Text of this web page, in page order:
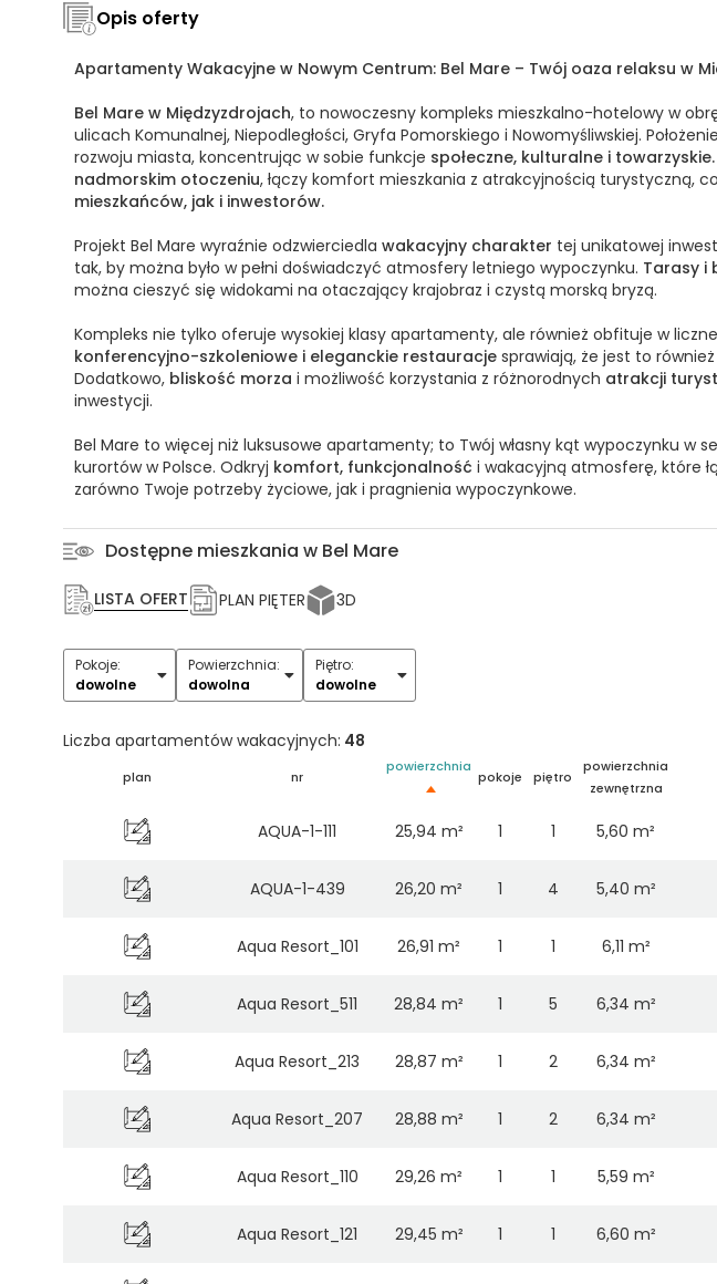
Opis oferty
Apartamenty Wakacyjne w Nowym Centrum: Bel Mare – Twój oaza relaksu w
Bel Mare w Międzyzdrojach, to nowoczesny kompleks mieszkalno-hotelowy w
ulicach Komunalnej, Niepodległości, Gryfa Pomorskiego i Nowomyśliwskiej.
rozwoju miasta, koncentrując w sobie funkcje społeczne, kulturalne i towarzyskie.
nadmorskim otoczeniu, łączy komfort mieszkania z atrakcyjnością turystyczną,
mieszkańców, jak i inwestorów.
Projekt Bel Mare wyraźnie odzwierciedla wakacyjny charakter tej unikatowej
tak, by można było w pełni doświadczyć atmosfery letniego wypoczynku. Tarasy i
można cieszyć się widokami na otaczający krajobraz i czystą morską bryzą.
Kompleks nie tylko oferuje wysokiej klasy apartamenty, ale również obfituje w
konferencyjno-szkoleniowe i eleganckie restauracje sprawiają, że jest to
Dodatkowo, bliskość morza i możliwość korzystania z różnorodnych atrakcji
inwestycji.
Bel Mare to więcej niż luksusowe apartamenty; to Twój własny kąt wypoczynku w
kurortów w Polsce. Odkryj komfort, funkcjonalność i wakacyjną atmosferę, które
zarówno Twoje potrzeby życiowe, jak i pragnienia wypoczynkowe.
Dostępne mieszkania w Bel Mare
LISTA OFERT PLAN PIĘTER 3D
Pokoje:
dowolne
1 2 4 5+
Powierzchnia:
dowolna
Piętro:
dowolne
Liczba apartamentów wakacyjnych: 48
plan nr
powierzchnia
pokoje piętro
powierzchnia
zewnętrzna
AQUA-1-111 25,94 m² 1 1 5,60 m²
AQUA-1-439 26,20 m² 1 4 5,40 m²
Aqua Resort_101 26,91 m² 1 1 6,11 m²
Aqua Resort_511 28,84 m² 1 5 6,34 m²
Aqua Resort_213 28,87 m² 1 2 6,34 m²
Aqua Resort_207 28,88 m² 1 2 6,34 m²
Aqua Resort_110 29,26 m² 1 1 5,59 m²
Aqua Resort_121 29,45 m² 1 1 6,60 m²